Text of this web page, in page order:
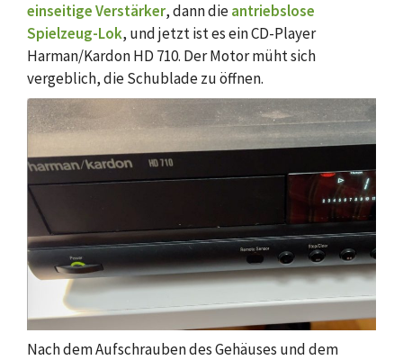
einseitige Verstärker, dann dieantriebslose
Spielzeug-Lok, und jetzt ist es ein CD-Player
Harman/Kardon HD 710. Der Motor müht sich
vergeblich, die Schublade zu öffnen.
Nach dem Aufschrauben des Gehäuses und dem